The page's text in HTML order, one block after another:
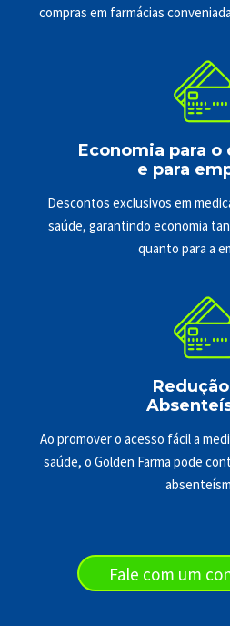
compras em farmácias
Economia para o
e para
Descontos exclusivos em
saúde, garantindo economia
quanto para a
Ao promover o acesso fácil a
saúde, o Golden Farma pode
Fale com um